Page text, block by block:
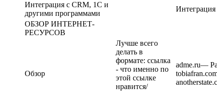
Интеграция с CRM, 1С и
другими программами
ОБЗОР ИНТЕРНЕТ-
РЕСУРСОВ
Обзор
Лучше всего
делать в
формате: ссылка
- что именно по
этой ссылке
нравится/
adme.ru—